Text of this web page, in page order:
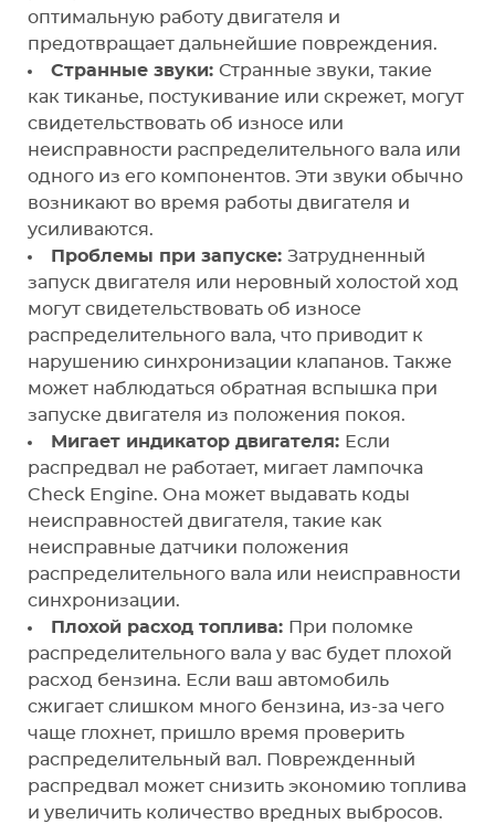
оптимальную работу двигателя и
предотвращает дальнейшие повреждения.
Странные звуки: Странные звуки, такие
как тиканье, постукивание или скрежет, могут
свидетельствовать об износе или
неисправности распределительного вала или
одного из его компонентов. Эти звуки обычно
возникают во время работы двигателя и
усиливаются.
Проблемы при запуске: Затрудненный
запуск двигателя или неровный холостой ход
могут свидетельствовать об износе
распределительного вала, что приводит к
нарушению синхронизации клапанов. Также
может наблюдаться обратная вспышка при
запуске двигателя из положения покоя.
Мигает индикатор двигателя: Если
распредвал не работает, мигает лампочка
Check Engine. Она может выдавать коды
неисправностей двигателя, такие как
неисправные датчики положения
распределительного вала или неисправности
синхронизации.
Плохой расход топлива: При поломке
распределительного вала у вас будет плохой
расход бензина. Если ваш автомобиль
сжигает слишком много бензина, из-за чего
чаще глохнет, пришло время проверить
распределительный вал. Поврежденный
распредвал может снизить экономию топлива
и увеличить количество вредных выбросов.